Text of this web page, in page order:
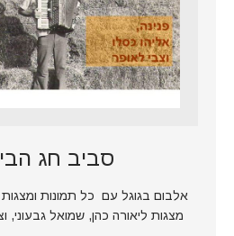
סביב חג
אלבום בגוגל עם כל תמונות
מצגות ליאורה כהן, שמואל גבעוני,